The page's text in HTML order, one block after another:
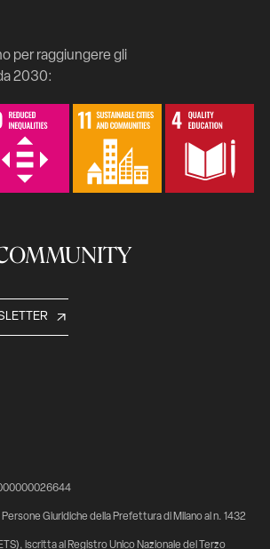
per raggiungere gli
2030:
Giuridiche della Prefettura di Milano al n. 1432
iscritta al Registro Unico Nazionale del Terzo